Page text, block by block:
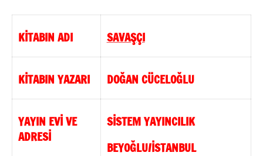
Ocak
KİTABIN ADI SAVAŞÇI
KİTABIN YAZARI DOĞAN CÜCELOĞLU
YAYIN EVİ VE
ADRESİ
SİSTEM YAYINCILIK
BEYOĞLU/İSTANBUL